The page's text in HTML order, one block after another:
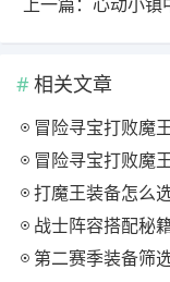
相关文章
冒险寻宝打败魔
冒险寻宝打败魔
打魔王装备怎么
战士阵容搭配秘
第二赛季装备筛